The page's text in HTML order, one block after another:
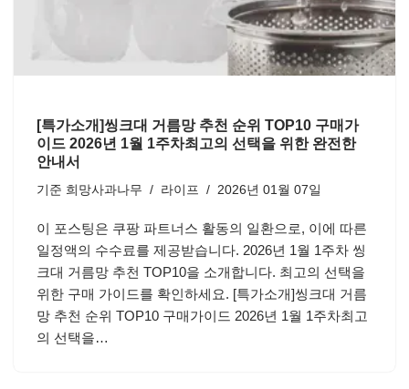
[특가소개]씽크대 거름망 추천 순위 TOP10 구매가
이드 2026년 1월 1주차최고의 선택을 위한 완전한
안내서
기준 희망사과나무 라이프 2026년 01월 07일
이 포스팅은 쿠팡 파트너스 활동의 일환으로, 이에 따른
일정액의 수수료를 제공받습니다. 2026년 1월 1주차 씽
크대 거름망 추천 TOP10을 소개합니다. 최고의 선택을
위한 구매 가이드를 확인하세요. [특가소개]씽크대 거름
망 추천 순위 TOP10 구매가이드 2026년 1월 1주차최고
의 선택을…